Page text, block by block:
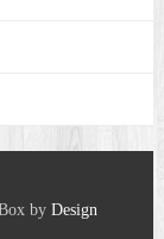
byDesign